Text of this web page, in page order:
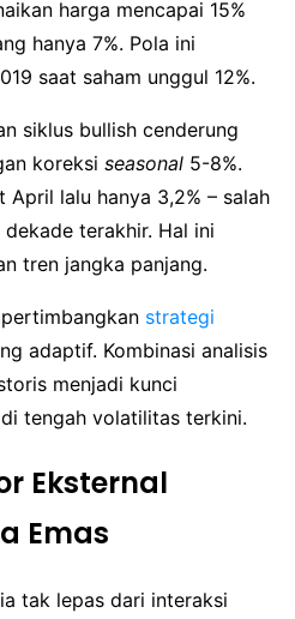
harga mencapai 15%
hanya 7%. Pola ini
saat saham unggul 12%.
siklus bullish cenderung
koreksi seasonal 5-8%.
April lalu hanya 3,2% – salah
terakhir. Hal ini
tren jangka panjang.
strategi
adaptif. Kombinasi analisis
menjadi kunci
tengah volatilitas terkini.
Eksternal
Emas
tak lepas dari interaksi